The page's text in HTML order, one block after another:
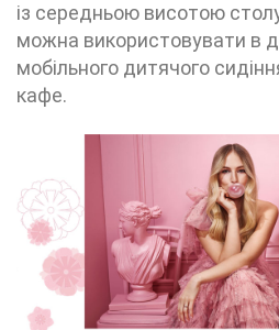
із середньою висотою
можна використовувати в
мобільного дитячого
кафе.